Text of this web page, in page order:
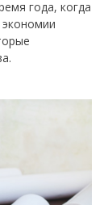
года, когда